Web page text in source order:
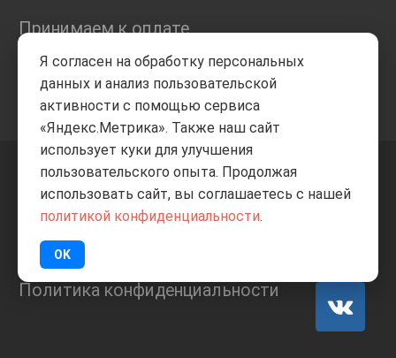
Принимаем к оплате
+7 8332205-805 ВВЕРХ
ИП Баранов А.С. 2026
Политика конфиденциальности
Я согласен на обработку персональных
данных и анализ пользовательской
активности с помощью сервиса
«Яндекс.Метрика». Также наш сайт
использует куки для улучшения
пользовательского опыта. Продолжая
использовать сайт, вы соглашаетесь с нашей
политикой конфиденциальности.
OK